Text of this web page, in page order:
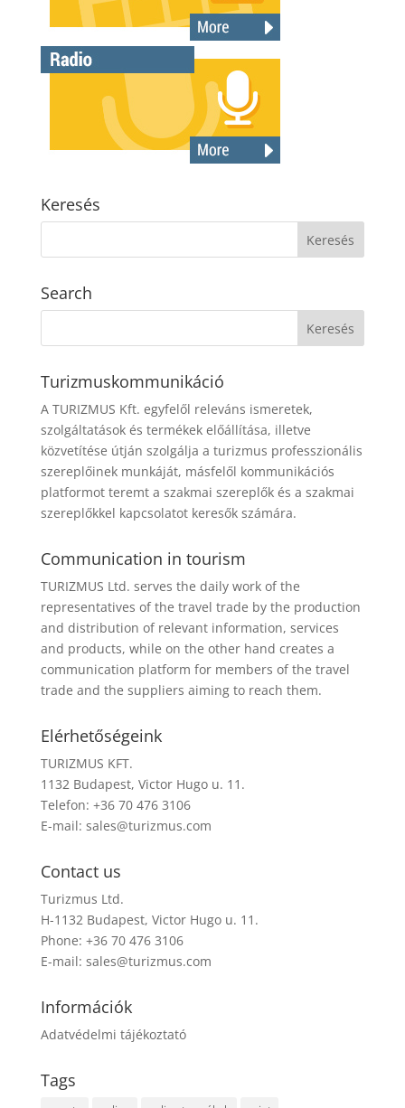
Keresés
Search
Turizmuskommunikáció
A TURIZMUS Kft. egyfelől releváns ismeretek,
szolgáltatások és termékek előállítása, illetve
közvetítése útján szolgálja a turizmus professzionális
szereplőinek munkáját, másfelől kommunikációs
platformot teremt a szakmai szereplők és a szakmai
szereplőkkel kapcsolatot keresők számára.
Communication in tourism
TURIZMUS Ltd. serves the daily work of the
representatives of the travel trade by the production
and distribution of relevant information, services
and products, while on the other hand creates a
communication platform for members of the travel
trade and the suppliers aiming to reach them.
Elérhetőségeink
TURIZMUS KFT.
1132 Budapest, Victor Hugo u. 11.
Telefon: +36 70 476 3106
E-mail: sales@turizmus.com
Contact us
Turizmus Ltd.
H-1132 Budapest, Victor Hugo u. 11.
Phone: +36 70 476 3106
E-mail: sales@turizmus.com
Információk
Adatvédelmi tájékoztató
Tags